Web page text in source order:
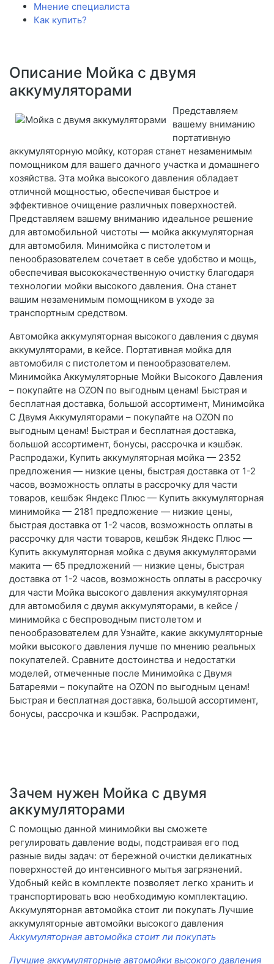
Мнение специалиста
Как купить?
Описание Мойка с двумя
аккумуляторами
Представляем
вашему вниманию
портативную
аккумуляторную мойку, которая станет незаменимым
помощником для вашего дачного участка и домашнего
хозяйства. Эта мойка высокого давления обладает
отличной мощностью, обеспечивая быстрое и
эффективное очищение различных поверхностей.
Представляем вашему вниманию идеальное решение
для автомобильной чистоты — мойка аккумуляторная
для автомобиля. Минимойка с пистолетом и
пенообразователем сочетает в себе удобство и мощь,
обеспечивая высококачественную очистку благодаря
технологии мойки высокого давления. Она станет
вашим незаменимым помощником в уходе за
транспортным средством.
Автомойка аккумуляторная высокого давления с двумя
аккумуляторами, в кейсе. Портативная мойка для
автомобиля с пистолетом и пенообразователем.
Минимойка Аккумуляторные Мойки Высокого Давления
– покупайте на OZON по выгодным ценам! Быстрая и
бесплатная доставка, большой ассортимент, Минимойка
С Двумя Аккумуляторами – покупайте на OZON по
выгодным ценам! Быстрая и бесплатная доставка,
большой ассортимент, бонусы, рассрочка и кэшбэк.
Распродажи, Купить аккумуляторная мойка — 2352
предложения — низкие цены, быстрая доставка от 1-2
часов, возможность оплаты в рассрочку для части
товаров, кешбэк Яндекс Плюс — Купить аккумуляторная
минимойка — 2181 предложение — низкие цены,
быстрая доставка от 1-2 часов, возможность оплаты в
рассрочку для части товаров, кешбэк Яндекс Плюс —
Купить аккумуляторная мойка с двумя аккумуляторами
макита — 65 предложений — низкие цены, быстрая
доставка от 1-2 часов, возможность оплаты в рассрочку
для части Мойка высокого давления аккумуляторная
для автомобиля с двумя аккумуляторами, в кейсе /
минимойка с беспроводным пистолетом и
пенообразователем для Узнайте, какие аккумуляторные
мойки высокого давления лучше по мнению реальных
покупателей. Сравните достоинства и недостатки
моделей, отмеченные после Минимойка с Двумя
Батареями – покупайте на OZON по выгодным ценам!
Быстрая и бесплатная доставка, большой ассортимент,
бонусы, рассрочка и кэшбэк. Распродажи,
Зачем нужен Мойка с двумя
аккумуляторами
С помощью данной минимойки вы сможете
регулировать давление воды, подстраивая его под
разные виды задач: от бережной очистки деликатных
поверхностей до интенсивного мытья загрязнений.
Удобный кейс в комплекте позволяет легко хранить и
транспортировать всю необходимую комплектацию.
Аккумуляторная автомойка стоит ли покупать Лучшие
аккумуляторные автомойки высокого давления
Аккумуляторная автомойка стоит ли покупать
Лучшие аккумуляторные автомойки высокого давления